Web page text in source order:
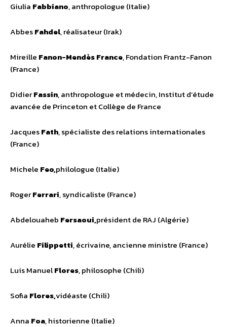
Giulia Fabbiano, anthropologue (Italie)
AbbesFahdel, réalisateur (Irak)
Mireille Fanon-Mendès France, Fondation Frantz-Fanon
(France)
DidierFassin, anthropologue et médecin, Institut d’étude
avancée de Princeton et Collège de France
JacquesFath, spécialiste des relations internationales
(France)
Michele Feo,philologue (Italie)
RogerFerrari, syndicaliste (France)
Abdelouaheb Fersaoui,président de RAJ (Algérie)
Aurélie Filippetti, écrivaine, ancienne ministre (France)
Luis ManuelFlores, philosophe (Chili)
Sofia Flores,vidéaste (Chili)
Anna Foa, historienne (Italie)